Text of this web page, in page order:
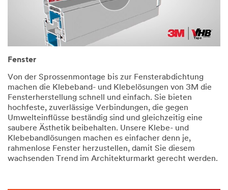
Fenster
Von der Sprossenmontage bis zur Fensterabdichtung
machen die Klebeband- und Klebelösungen von 3M die
Fensterherstellung schnell und einfach. Sie bieten
hochfeste, zuverlässige Verbindungen, die gegen
Umwelteinflüsse beständig sind und gleichzeitig eine
saubere Ästhetik beibehalten. Unsere Klebe- und
Klebebandlösungen machen es einfacher denn je,
rahmenlose Fenster herzustellen, damit Sie diesem
wachsenden Trend im Architekturmarkt gerecht werden.